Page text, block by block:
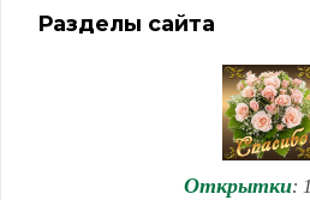
Разделы сайта
Открытки: